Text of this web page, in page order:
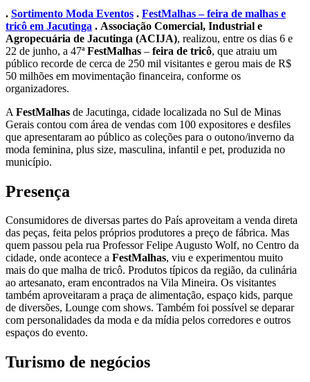
. Sortimento Moda Eventos . FestMalhas – feira de malhas e
tricô em Jacutinga . Associação Comercial, Industrial e
Agropecuária de Jacutinga (ACIJA), realizou, entre os dias 6 e
22 de junho, a 47ªFestMalhas – feira de tricô, que atraiu um
público recorde de cerca de 250 mil visitantes e gerou mais de R$
50 milhões em movimentação financeira, conforme os
organizadores.
A FestMalhas de Jacutinga, cidade localizada no Sul de Minas
Gerais contou com área de vendas com 100 expositores e desfiles
que apresentaram ao público as coleções para o outono/inverno da
moda feminina, plus size, masculina, infantil e pet, produzida no
município.
Presença
Consumidores de diversas partes do País aproveitam a venda direta
das peças, feita pelos próprios produtores a preço de fábrica. Mas
quem passou pela rua Professor Felipe Augusto Wolf, no Centro da
cidade, onde acontece a FestMalhas, viu e experimentou muito
mais do que malha de tricô. Produtos típicos da região, da culinária
ao artesanato, eram encontrados na Vila Mineira. Os visitantes
também aproveitaram a praça de alimentação, espaço kids, parque
de diversões, Lounge com shows. Também foi possível se deparar
com personalidades da moda e da mídia pelos corredores e outros
espaços do evento.
Turismo de negócios